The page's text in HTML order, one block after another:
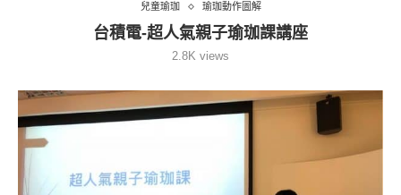
兒童瑜珈 瑜珈動作圖解
台積電-超人氣親子瑜珈課講座
2.8K views